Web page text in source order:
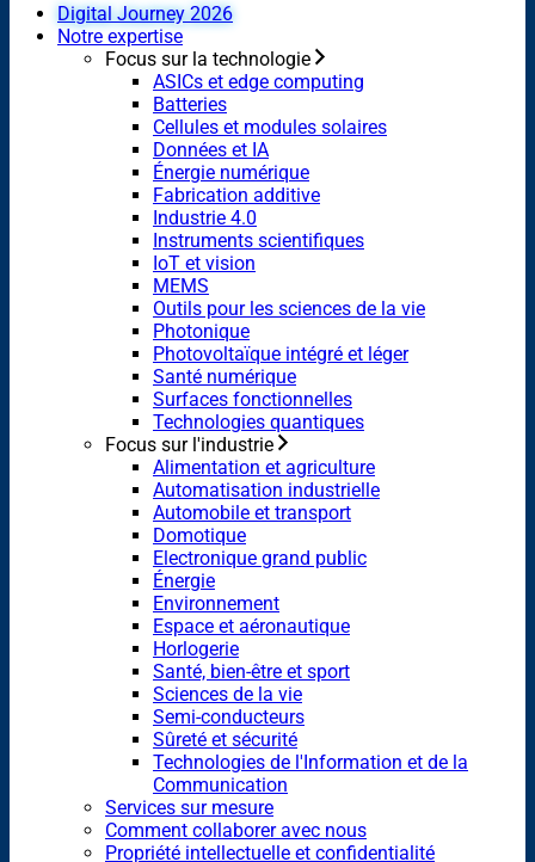
Digital Journey 2026
Notre expertise
Focus sur la technologie
ASICs et edge computing
Batteries
Cellules et modules solaires
Données et IA
Énergie numérique
Fabrication additive
Industrie 4.0
Instruments scientifiques
IoT et vision
MEMS
Outils pour les sciences de la vie
Photonique
Photovoltaïque intégré et léger
Santé numérique
Surfaces fonctionnelles
Technologies quantiques
Focus sur l'industrie
Alimentation et agriculture
Automatisation industrielle
Automobile et transport
Domotique
Electronique grand public
Énergie
Environnement
Espace et aéronautique
Horlogerie
Santé, bien-être et sport
Sciences de la vie
Semi-conducteurs
Sûreté et sécurité
Technologies de l'Information et de la
Communication
Services sur mesure
Comment collaborer avec nous
Propriété intellectuelle et confidentialité